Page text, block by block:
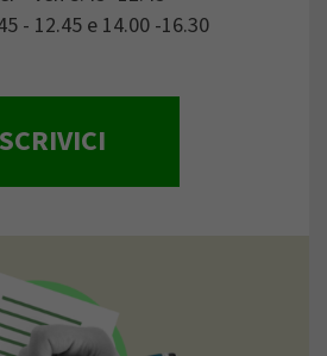
- 12.45 e 14.00 -16.30
SCRIVICI